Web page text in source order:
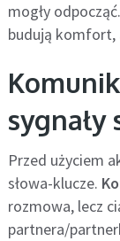
mogły
budują komfort,
sygnały
Przed użyciem
słowa-klucze.
rozmowa, lecz
partnera/